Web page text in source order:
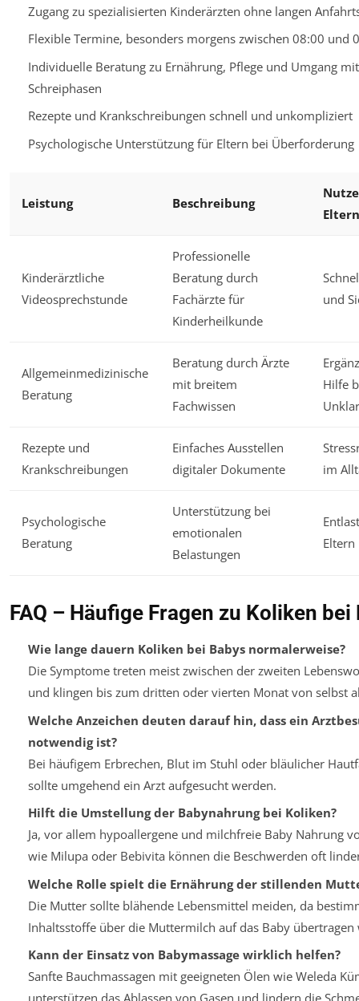
Zugang zu spezialisierten Kinderärzten ohne langen
Flexible Termine, besonders morgens zwischen 08:00 und
Individuelle Beratung zu Ernährung, Pflege und Umgang mit
Schreiphasen
Rezepte und Krankschreibungen schnell und unkompliziert
Psychologische Unterstützung für Eltern bei Überforderung
Leistung Beschreibung
Eltern
Kinderärztliche
Videosprechstunde
Professionelle
Beratung durch
Fachärzte für
Kinderheilkunde
und
Allgemeinmedizinische
Beratung
Beratung durch Ärzte
mit breitem
Fachwissen
Hilfe
Rezepte und
Krankschreibungen
Einfaches Ausstellen
digitaler Dokumente
im
Psychologische
Beratung
Unterstützung bei
emotionalen
Belastungen
Eltern
FAQ – Häufige Fragen zu Koliken bei
Wie lange dauern Koliken bei Babys normalerweise?
Die Symptome treten meist zwischen der zweiten
und klingen bis zum dritten oder vierten Monat von selbst
Welche Anzeichen deuten darauf hin, dass ein
notwendig ist?
Bei häufigem Erbrechen, Blut im Stuhl oder bläulicher
sollte umgehend ein Arzt aufgesucht werden.
Hilft die Umstellung der Babynahrung bei Koliken?
Ja, vor allem hypoallergene und milchfreie Baby Nahrung
wie Milupa oder Bebivita können die Beschwerden oft
Welche Rolle spielt die Ernährung der stillenden
Die Mutter sollte blähende Lebensmittel meiden, da
Inhaltsstoffe über die Muttermilch auf das Baby übertragen
Kann der Einsatz von Babymassage wirklich helfen?
Sanfte Bauchmassagen mit geeigneten Ölen wie Weleda